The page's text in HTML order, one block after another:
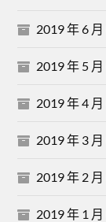
2019 年 6 月
2019 年 5 月
2019 年 4 月
2019 年 3 月
2019 年 2 月
2019 年 1 月